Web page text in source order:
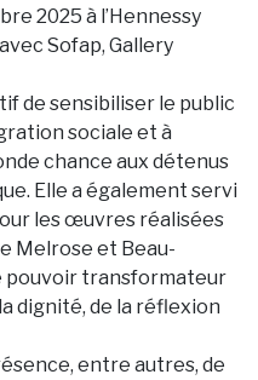
2025 à l’Hennessy
Sofap, Gallery
de sensibiliser le public
sociale et à
chance aux détenus
Elle a également servi
les œuvres réalisées
Melrose et Beau-
pouvoir transformateur
dignité, de la réflexion
entre autres, de